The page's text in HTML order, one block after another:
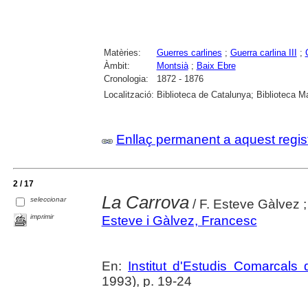
Matèries: Guerres carlines ; Guerra carlina III ;
Àmbit:
Montsià; Baix Ebre
Cronologia:
1872 - 1876
Localització: Biblioteca de Catalunya; Biblioteca
Enllaç permanent a aquest
2 / 17
seleccionar
imprimir
La Carrova/ F. Esteve Gàlvez
Esteve i Gàlvez, Francesc
En: Institut d'Estudis Comarcals
1993), p. 19-24